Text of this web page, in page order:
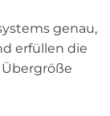
genau,
erfüllen die